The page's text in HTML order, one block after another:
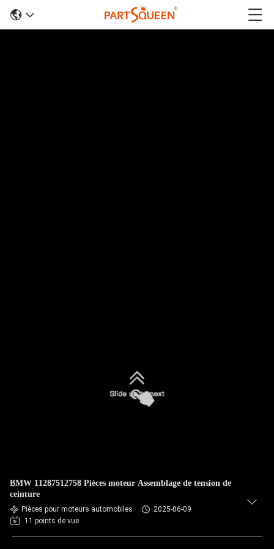
BMW 11287512758 Pièces moteur Assemblage de tension de
ceinture
Pièces pour moteurs automobiles
2025-06-09
11 points de vue